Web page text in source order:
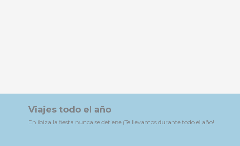
Viajes todo el año
En ibiza la fiesta nunca se detiene ¡Te llevamos durante todo el año!